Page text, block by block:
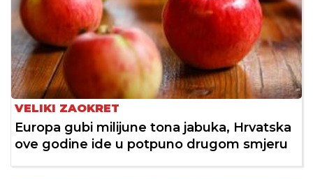
VELIKI ZAOKRET
Europa gubi milijune tona jabuka, Hrvatska
ove godine ide u potpuno drugom smjeru